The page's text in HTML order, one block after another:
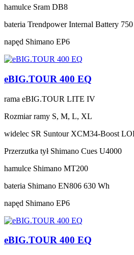
hamulce Sram DB8
bateria Trendpower Internal Battery
napęd Shimano EP6
eBIG.TOUR 400 EQ
rama eBIG.TOUR LITE IV
Rozmiar ramy S, M, L, XL
widelec SR Suntour XCM34-Boost
Przerzutka tył Shimano Cues U4000
hamulce Shimano MT200
bateria Shimano EN806 630 Wh
napęd Shimano EP6
eBIG.TOUR 400 EQ